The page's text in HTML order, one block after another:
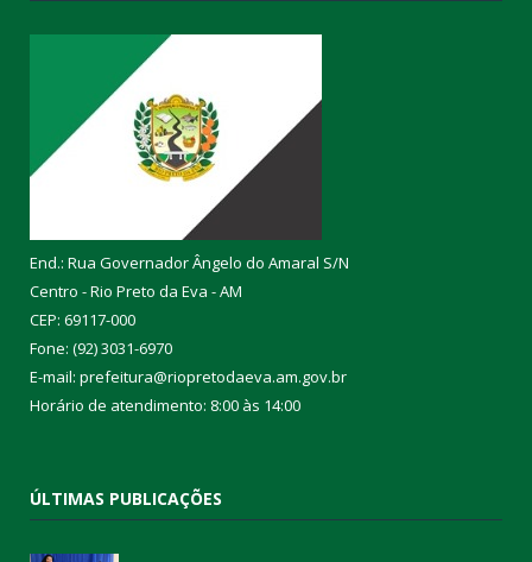
End.: Rua Governador Ângelo do Amaral S/N
Centro - Rio Preto da Eva - AM
CEP: 69117-000
Fone: (92) 3031-6970
E-mail: prefeitura@riopretodaeva.am.gov.br
Horário de atendimento: 8:00 às 14:00
ÚLTIMAS PUBLICAÇÕES